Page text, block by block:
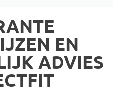
EN
ADVIES